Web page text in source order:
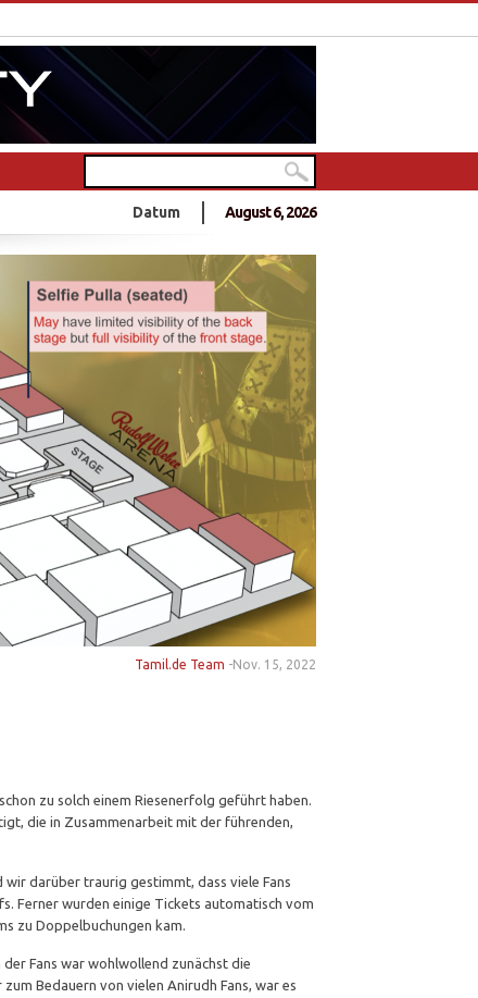
Tamilen feiern in Deutschlands größtem Hindu-Tempel
Frieden?
Jahre Frieden?
sich zu Anschlag an Sri Lankas Ostküste
Datum August 6, 2026
Nov. 15, 2022
Tamil.de Team -
zu solch einem Riesenerfolg geführt haben.
die in Zusammenarbeit mit der führenden,
darüber traurig gestimmt, dass viele Fans
Ferner wurden einige Tickets automatisch vom
zu Doppelbuchungen kam.
Fans war wohlwollend zunächst die
Bedauern von vielen Anirudh Fans, war es